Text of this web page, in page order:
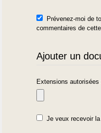
Prévenez-moi de
commentaires de
Ajouter un
Extensions autorisées
Je veux recevoir